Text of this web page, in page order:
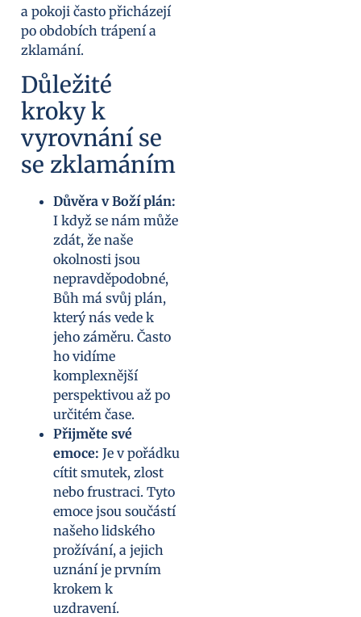
a pokoji často přicházejí
po obdobích trápení a
zklamání.
Důležité
kroky k
vyrovnání se
se zklamáním
Důvěra v Boží plán:
I když se nám může
zdát, že naše
okolnosti jsou
nepravděpodobné,
Bůh má svůj plán,
který nás vede k
jeho záměru. Často
ho vidíme
komplexnější
perspektivou až po
určitém čase.
Přijměte své
emoce: Je v pořádku
cítit smutek, zlost
nebo frustraci. Tyto
emoce jsou součástí
našeho lidského
prožívání, a jejich
uznání je prvním
krokem k
uzdravení.